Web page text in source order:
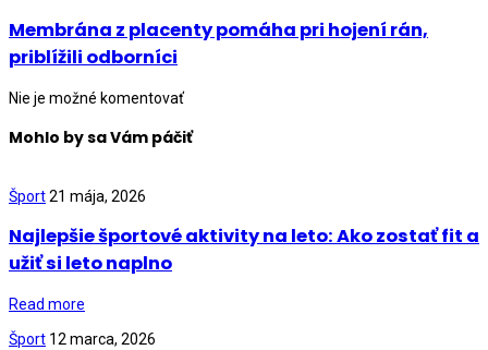
Membrána z placenty pomáha pri hojení rán,
priblížili odborníci
Nie je možné komentovať
Mohlo by sa Vám páčiť
Šport21 mája, 2026
Najlepšie športové aktivity na leto: Ako zostať fit a
užiť si leto naplno
Read more
Šport 12 marca, 2026